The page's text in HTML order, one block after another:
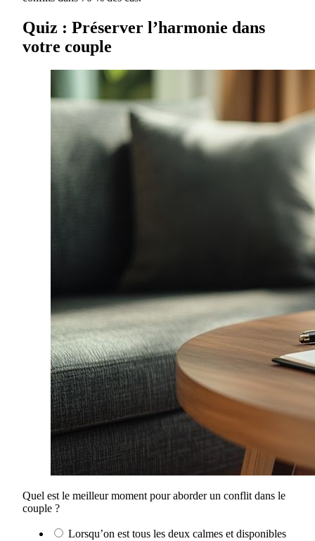
Quiz : Préserver l’harmonie dans
votre couple
Quel est le meilleur moment pour aborder un conflit dans le
couple ?
Lorsqu’on est tous les deux calmes et disponibles